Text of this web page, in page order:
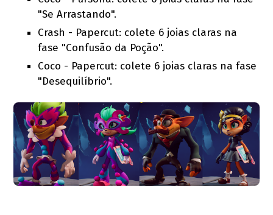
"Se Arrastando".
Crash - Papercut: colete 6 joias claras na
fase "Confusão da Poção".
Coco - Papercut: colete 6 joias claras na fase
"Desequilíbrio".